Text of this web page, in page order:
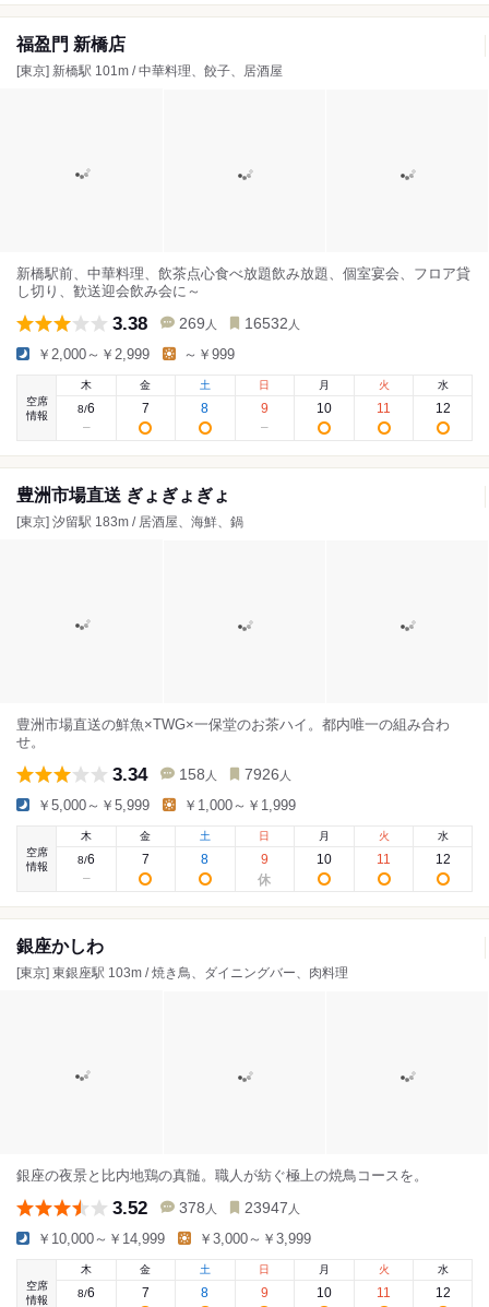
福盈門 新橋店
[東京] 新橋駅 101m / 中華料理、餃子、居酒屋
新橋駅前、中華料理、飲茶点心食べ放題飲み放題、個室宴会、フロア貸
し切り、歓送迎会飲み会に～
3.38 269 人 16532 人
￥2,000～￥2,999 ～￥999
空席
情報
木
8/6
金
7
土
8
日
9
月
10
火
11
水
12
豊洲市場直送 ぎょぎょぎょ
[東京] 汐留駅 183m / 居酒屋、海鮮、鍋
豊洲市場直送の鮮魚×TWG×一保堂のお茶ハイ。都内唯一の組み合わ
せ。
3.34 158 人 7926 人
￥5,000～￥5,999 ￥1,000～￥1,999
空席
情報
木
8/6
金
7
土
8
日
9
月
10
火
11
水
12
銀座かしわ
[東京] 東銀座駅 103m / 焼き鳥、ダイニングバー、肉料理
銀座の夜景と比内地鶏の真髄。職人が紡ぐ極上の焼鳥コースを。
3.52 378 人 23947 人
￥10,000～￥14,999 ￥3,000～￥3,999
空席
情報
木
8/6
金
7
土
8
日
9
月
10
火
11
水
12